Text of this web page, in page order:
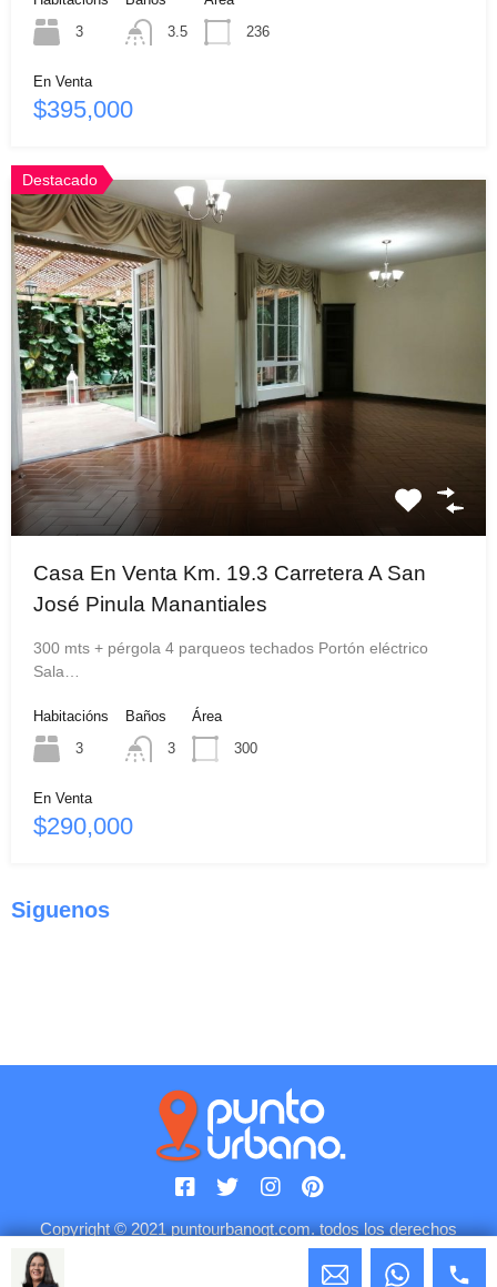
3
3.5
236
En Venta
$395,000
Destacado
Casa En Venta Km. 19.3 Carretera A San
José Pinula Manantiales
300 mts + pérgola 4 parqueos techados Portón eléctrico
Sala…
Habitacións
3
Baños
3
Área
300
En Venta
$290,000
Siguenos
Copyright © 2021 puntourbanogt.com. todos los derechos